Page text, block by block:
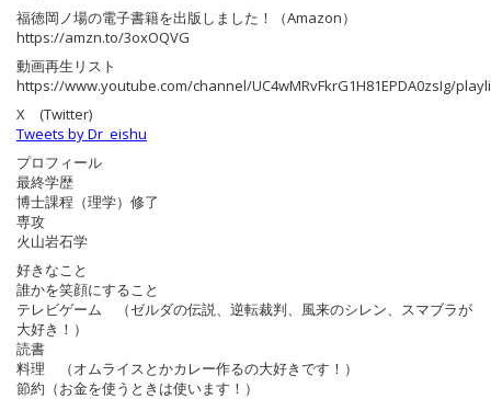
福徳岡ノ場の電子書籍を出版しました！（Amazon）
https://amzn.to/3oxOQVG
動画再生リスト
https://www.youtube.com/channel/UC4wMRvFkrG1H81EPDA0zsIg/
X (Twitter)
Tweets by Dr_eishu
プロフィール
最終学歴
博士課程（理学）修了
専攻
火山岩石学
好きなこと
誰かを笑顔にすること
テレビゲーム （ゼルダの伝説、逆転裁判、風来のシレン、スマブラが
大好き！）
読書
料理 （オムライスとかカレー作るの大好きです！）
節約（お金を使うときは使います！）